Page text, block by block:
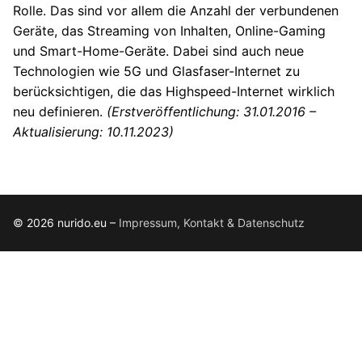
Rolle. Das sind vor allem die Anzahl der verbundenen
Geräte, das Streaming von Inhalten, Online-Gaming
und Smart-Home-Geräte. Dabei sind auch neue
Technologien wie 5G und Glasfaser-Internet zu
berücksichtigen, die das Highspeed-Internet wirklich
neu definieren. (Erstveröffentlichung: 31.01.2016 –
Aktualisierung: 10.11.2023)
© 2026 nurido.eu – Impressum, Kontakt & Datenschutz